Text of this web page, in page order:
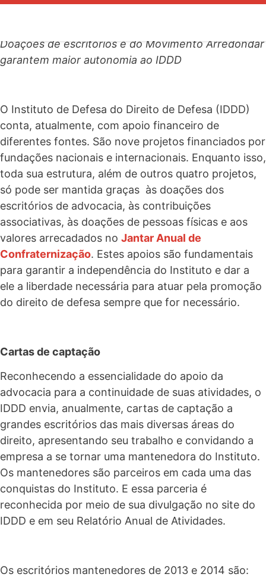
Financiamento institucional
Doações de escritórios e do Movimento Arredondar
garantem maior autonomia ao IDDD
O Instituto de Defesa do Direito de Defesa (IDDD)
conta, atualmente, com apoio financeiro de
diferentes fontes. São nove projetos financiados por
fundações nacionais e internacionais. Enquanto isso,
toda sua estrutura, além de outros quatro projetos,
só pode ser mantida graças às doações dos
escritórios de advocacia, às contribuições
associativas, às doações de pessoas físicas e aos
valores arrecadados no Jantar Anual de
Confraternização. Estes apoios são fundamentais
para garantir a independência do Instituto e dar a
ele a liberdade necessária para atuar pela promoção
do direito de defesa sempre que for necessário.
Cartas de captação
Reconhecendo a essencialidade do apoio da
advocacia para a continuidade de suas atividades, o
IDDD envia, anualmente, cartas de captação a
grandes escritórios das mais diversas áreas do
direito, apresentando seu trabalho e convidando a
empresa a se tornar uma mantenedora do Instituto.
Os mantenedores são parceiros em cada uma das
conquistas do Instituto. E essa parceria é
reconhecida por meio de sua divulgação no site do
IDDD e em seu Relatório Anual de Atividades.
Os escritórios mantenedores de 2013 e 2014 são: